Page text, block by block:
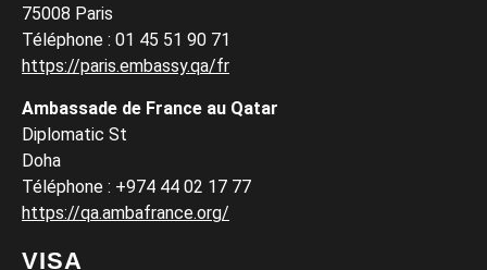
75008 Paris
Téléphone : 01 45 51 90 71
https://paris.embassy.qa/fr
Ambassade de France au Qatar
Diplomatic St
Doha
Téléphone : +974 44 02 17 77
https://qa.ambafrance.org/
VISA